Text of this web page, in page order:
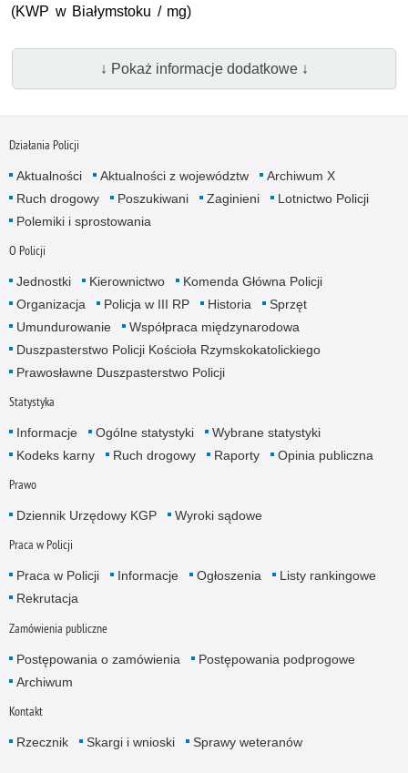
(KWP w Białymstoku / mg)
↓ Pokaż informacje dodatkowe ↓
Działania Policji
Aktualności Aktualności z województw
Archiwum X
Ruch drogowy
Poszukiwani Zaginieni
Lotnictwo Policji
Polemiki i sprostowania
O Policji
Jednostki Kierownictwo
Komenda Główna Policji
Organizacja
Policja w III RP Historia
Sprzęt
Umundurowanie
Współpraca międzynarodowa
Duszpasterstwo Policji Kościoła Rzymskokatolickiego
Prawosławne Duszpasterstwo Policji
Statystyka
Informacje Ogólne statystyki
Wybrane statystyki
Kodeks karny
Ruch drogowy Raporty Opinia publiczna
Prawo
Dziennik Urzędowy KGP Wyroki sądowe
Praca w Policji
Praca w Policji Informacje Ogłoszenia
Listy rankingowe
Rekrutacja
Zamówienia publiczne
Postępowania o zamówienia
Postępowania podprogowe
Archiwum
Kontakt
Rzecznik Skargi i wnioski Sprawy weteranów